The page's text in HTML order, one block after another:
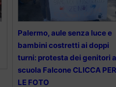
Palermo, aule senza luce e
bambini costretti ai doppi
turni: protesta dei genitori
scuola Falcone CLICCA PER
LE FOTO